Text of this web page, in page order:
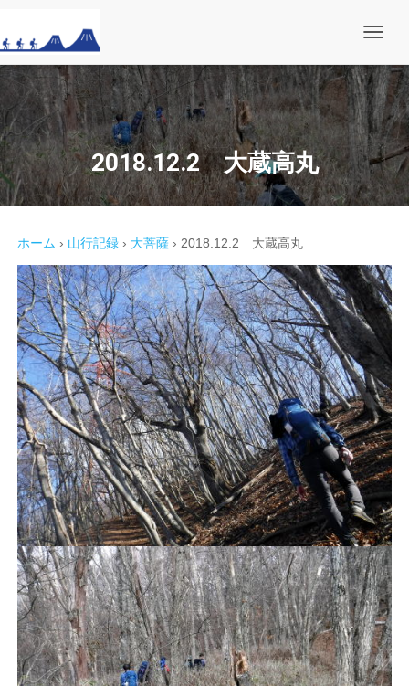
ゲ
ー
シ
ョ
ン
を
切
り
替
2018.12.2 大蔵高丸
ホーム › 山行記録 › 大菩薩 › 2018.12.2 大蔵高丸